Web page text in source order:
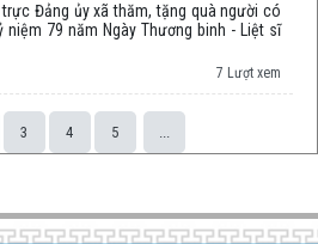
Đảng ủy xã thăm, tặng quà người có
79 năm Ngày Thương binh - Liệt sĩ
7 Lượt xem
3 4 5 ...